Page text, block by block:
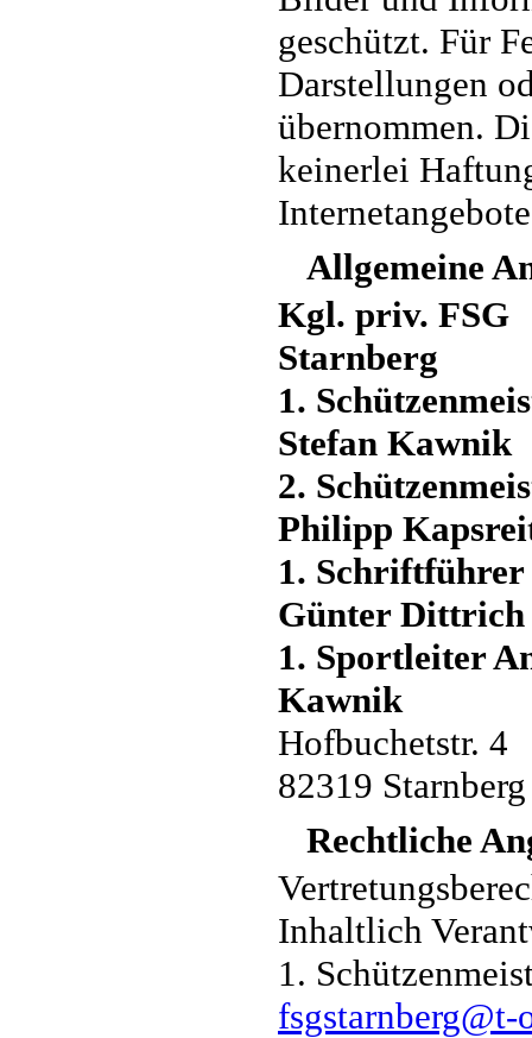
geschützt. Für
Darstellungen
übernommen.
keinerlei
Allgemeine
Kgl. priv. FSG
Starnberg
1.
Stefan Kawnik
2.
Philipp
1. Schriftführer
Günter Dittrich
1. Sportleiter
Kawnik
Hofbuchetstr. 4
82319 Starnberg
Rechtliche
Inhaltlich
1.
fsgstarnberg@t-